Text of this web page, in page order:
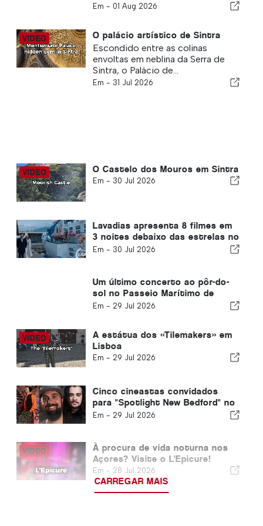
Em - 01 Aug 2026
O palácio artístico de Sintra
Escondido entre as colinas
envoltas em neblina da Serra de
Sintra, o Palácio de...
Em - 31 Jul 2026
O Castelo dos Mouros em Sintra
Em - 30 Jul 2026
Lavadias apresenta 8 filmes em
3 noites debaixo das estrelas no
Forte de Santa Catarina
Em - 30 Jul 2026
Um último concerto ao pôr-do-
sol no Passeio Marítimo de
Carvoeiro
Em - 29 Jul 2026
A estátua dos «Tilemakers» em
Lisboa
Em - 29 Jul 2026
Cinco cineastas convidados
para "Spotlight New Bedford" no
Montanha Pico Festival
Em - 29 Jul 2026
À procura de vida noturna nos
Açores? Visite o L'Epicure!
Em - 28 Jul 2026
CARREGAR MAIS